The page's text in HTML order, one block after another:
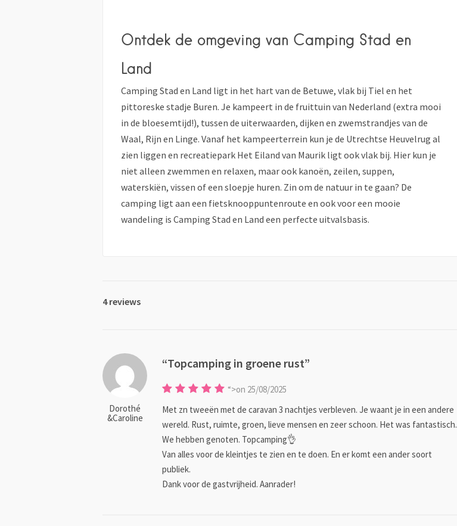
Ontdek de omgeving van Camping Stad en
Land
Camping Stad en Land ligt in het hart van de Betuwe, vlak bij Tiel en het
pittoreske stadje Buren. Je kampeert in de fruittuin van Nederland (extra mooi
in de bloesemtijd!), tussen de uiterwaarden, dijken en zwemstrandjes van de
Waal, Rijn en Linge. Vanaf het kampeerterrein kun je de Utrechtse Heuvelrug al
zien liggen en recreatiepark Het Eiland van Maurik ligt ook vlak bij. Hier kun je
niet alleen zwemmen en relaxen, maar ook kanoën, zeilen, suppen,
waterskiën, vissen of een sloepje huren. Zin om de natuur in te gaan? De
camping ligt aan een fietsknooppuntenroute en ook voor een mooie
wandeling is Camping Stad en Land een perfecte uitvalsbasis.
4 reviews
Dorothé
&Caroline
Topcamping in groene rust
“>on
Met zn tweeën met de caravan 3 nachtjes verbleven. Je waant je in een andere
wereld. Rust, ruimte, groen, lieve mensen en zeer schoon. Het was fantastisch.
We hebben genoten. Topcamping👌
Van alles voor de kleintjes te zien en te doen. En er komt een ander soort
publiek.
Dank voor de gastvrijheid. Aanrader!